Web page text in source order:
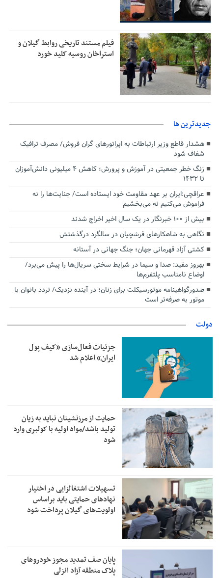
فیلم مستند تاریخی روابط گیلان و
استراخان روسیه کلید خورد
جديدترين ها
هشدار قاطع وزیر ارتباطات به اپراتورهای گران فروش/ مصرف ترافیک
شفاف شود
زنگ خطر جمعیتی در آموزش و پرورش؛ کاهش ۴ میلیونی دانش‌آموزان
تا ۱۴۳۲
عراقچی:ایران بر عهد مقاومت خود ایستاده است/ جنایت‌ها را نه
فراموش می‌کنیم نه می‌بخشیم
بیش از ۱۰۰ خبرنگار در یک سال اخیر اخراج شدند
نگاهی به شاهکارهای فرشچیان در سالگرد درگذشتش
کشتی آزاد قهرمانی جهان؛ جنگ جهانی در آستانه
بهروز مفید: صدا و سیما در شرایط سختی سریال‌ها را پیش می‌برد/
اوضاع نامناسب پلتفرم‌ها
صدورگواهینامه موتورسیکلت برای زنان؛ در آینده نزدیک/ تردد بانوان با
موتور به‌ صرفه‌تر است
دولت
جزئیات فعال‌سازی «کیف پول
ایران» اعلام شد
حمایت از مرزنشینان نباید به زیان
تولید باشد/مواد اولیه با کولبری وارد
شود
تسهیلات اشتغالزایی در اختیار
نهادهای حمایتی باید براساس
اولویت‌های گیلان پرداخت شود
پایان صف تمدید مجوز خودروهای
پلاک منطقه آزاد انزلی